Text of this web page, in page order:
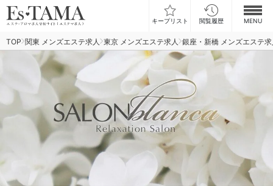
キープリスト 閲覧履歴 MENU
お仕事検索
お仕事ランキング
お仕事体験談
スカウト型求人エスジョブ
メンズエステコラム
TOP 関東 メンズエステ求人 東京 メンズエステ求人 銀座・新橋 メンズエステ